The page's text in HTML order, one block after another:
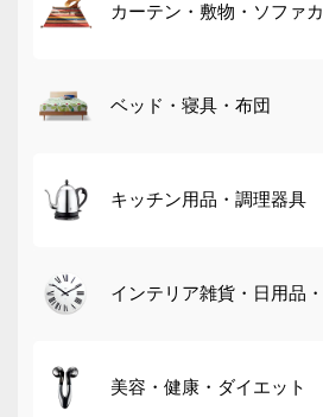
カーテン・敷物・ソファ
ベッド・寝具・布団
キッチン用品・調理器具
インテリア雑貨・日用品
美容・健康・ダイエット